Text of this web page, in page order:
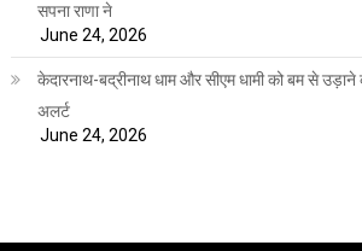
सपना राणा ने
June 24, 2026
केदारनाथ-बद्रीनाथ धाम और सीएम धामी को बम से उड़ाने
अलर्ट
June 24, 2026